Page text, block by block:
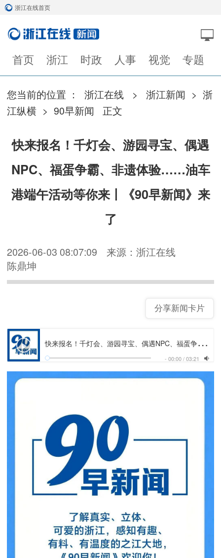
浙江在线首页
首页 浙江 时政 人事 视觉 专题
您当前的位置 ： 浙江在线 > 浙江新闻 > 浙
江纵横 > 90早新闻 正文
快来报名！千灯会、游园寻宝、偶遇
NPC、福蛋争霸、非遗体验……油车
港端午活动等你来丨《90早新闻》来
了
2026-06-03 08:07:09
来源：浙江在线
陈鼎坤
分享新闻卡片
快
来报名！千灯会、游园寻宝、偶遇NPC、福蛋争霸、非遗体验……油车港端午活动等你来丨《90早新闻》来了
- 00:00/03:21